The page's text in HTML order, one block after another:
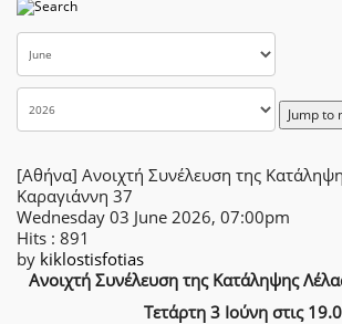
Jump to
[Αθήνα] Ανοιχτή Συνέλευση της
Καραγιάννη 37
Wednesday 03 June 2026, 07:00pm
Hits : 891
by kiklostisfotias
Ανοιχτή Συνέλευση της Κατάληψης
Τετάρτη 3 Ιούνη στις